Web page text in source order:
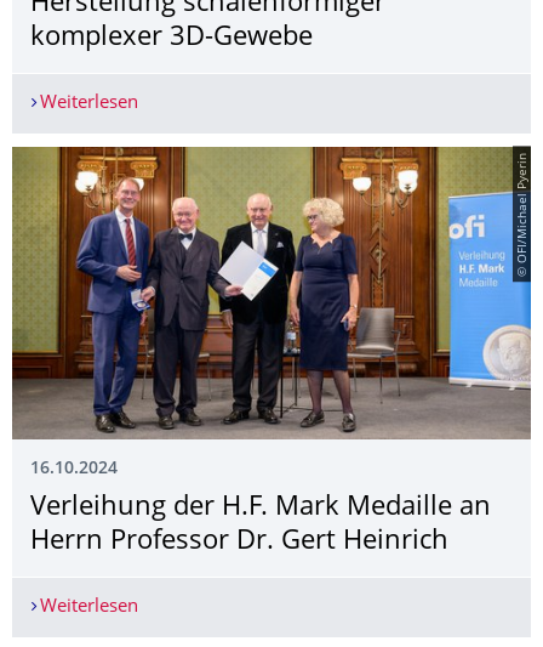
komplexer 3D-Gewebe
Weiterlesen
© OFI/Michael Pyerin
16.10.2024
Verleihung der H.F. Mark Medaille an
Herrn Professor Dr. Gert Heinrich
Weiterlesen